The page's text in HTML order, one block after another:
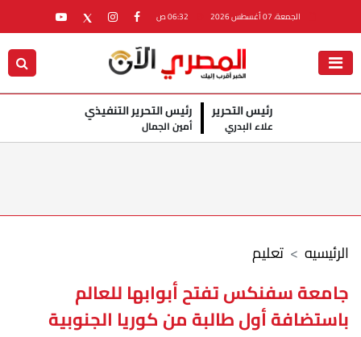
الجمعة، 07 أغسطس 2026
رئيس التحرير
علاء البدري
رئيس التحرير التنفيذي
أمين الجمال
تعليم الرئيسيه
جامعة سفنكس تفتح أبوابها للعالم
باستضافة أول طالبة من كوريا الجنوبية